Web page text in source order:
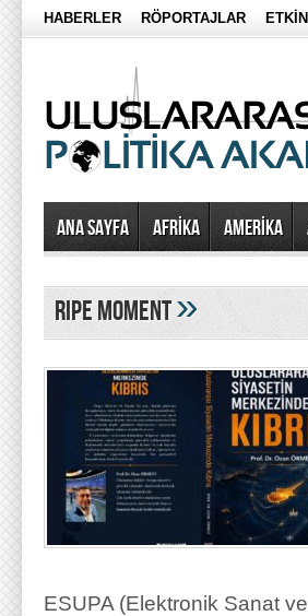
HABERLER RÖPORTAJLAR
Ana Sayfa AFRİKA AMERİKA
ripe moment»
ESUPA (Elektronik Sanat